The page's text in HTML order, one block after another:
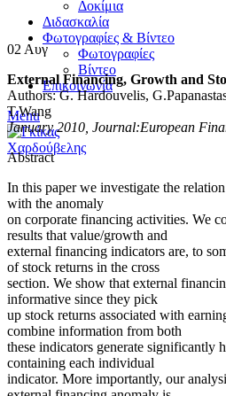
Δοκίμια
Διδασκαλία
Φωτογραφίες & Βίντεο
Φωτογραφίες
Βίντεο
Επικοινωνία
Menu
02 Αυγ
External Financing, Growth and
Authors: G. Hardouvelis,
T.Wang
January 2010, Journal:European
Abstract
In this paper we investigate the
with the anomaly
on corporate financing activities. We
results that value/growth and
external financing indicators are, to
of stock returns in the cross
section. We show that external
informative since they pick
up stock returns associated with
combine information from both
these indicators generate significantly
containing each individual
indicator. More importantly, our